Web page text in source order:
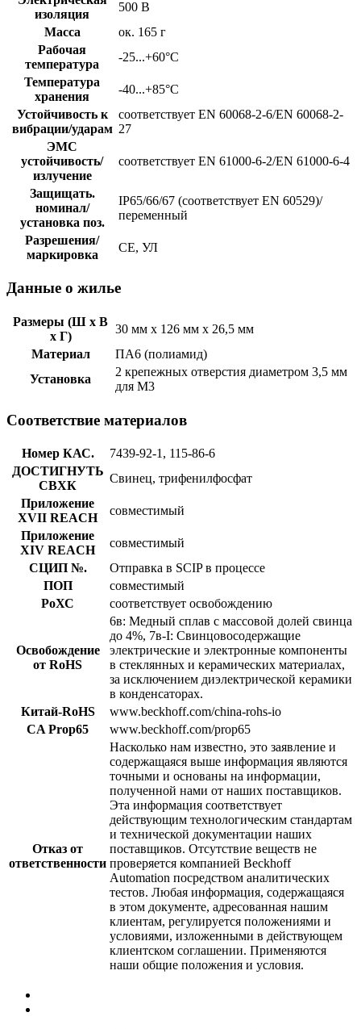
изоляция
500 В
Масса
ок. 165 г
Рабочая
температура
-25...+60°С
Температура
хранения
-40...+85°С
Устойчивость к
вибрации/ударам
соответствует EN 60068-2-6/EN 60068-2-
27
ЭМС
устойчивость/
излучение
соответствует EN 61000-6-2/EN 61000-6-4
Защищать.
номинал/
установка поз.
IP65/66/67 (соответствует EN 60529)/
переменный
Разрешения/
маркировка
CE, УЛ
Данные о жилье
Размеры (Ш х В
х Г)
30 мм х 126 мм х 26,5 мм
Материал
ПА6 (полиамид)
Установка
2 крепежных отверстия диаметром 3,5 мм
для M3
Соответствие материалов
Номер КАС.
7439-92-1, 115-86-6
ДОСТИГНУТЬ
СВХК
Свинец, трифенилфосфат
Приложение
XVII REACH
совместимый
Приложение
XIV REACH
совместимый
СЦИП №.
Отправка в SCIP в процессе
ПОП
совместимый
РоХС
соответствует освобождению
Освобождение
от RoHS
6в: Медный сплав с массовой долей свинца
до 4%, 7в-I: Свинцовосодержащие
электрические и электронные компоненты
в стеклянных и керамических материалах,
за исключением диэлектрической керамики
в конденсаторах.
Китай-RoHS
www.beckhoff.com/china-rohs-io
CA Prop65
www.beckhoff.com/prop65
Отказ от
ответственности
Насколько нам известно, это заявление и
содержащаяся выше информация являются
точными и основаны на информации,
полученной нами от наших поставщиков.
Эта информация соответствует
действующим технологическим стандартам
и технической документации наших
поставщиков. Отсутствие веществ не
проверяется компанией Beckhoff
Automation посредством аналитических
тестов. Любая информация, содержащаяся
в этом документе, адресованная нашим
клиентам, регулируется положениями и
условиями, изложенными в действующем
клиентском соглашении. Применяются
наши общие положения и условия.